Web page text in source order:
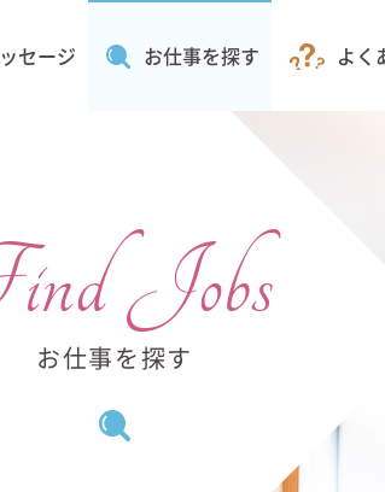
セージ お仕事を探す よく
Jobs
お仕事を探す